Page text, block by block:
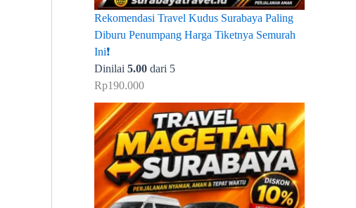
Rekomendasi Travel Kudus Surabaya Paling
Diburu Penumpang Harga Tiketnya Semurah
Ini❗
Dinilai 5.00 dari 5
Rp190.000